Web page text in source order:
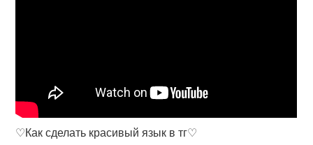
♡Как сделать красивый язык в тг♡